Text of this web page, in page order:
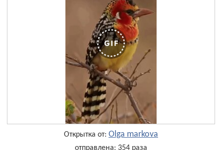
Открытка от: Olga markova
отправлена: 354 раза